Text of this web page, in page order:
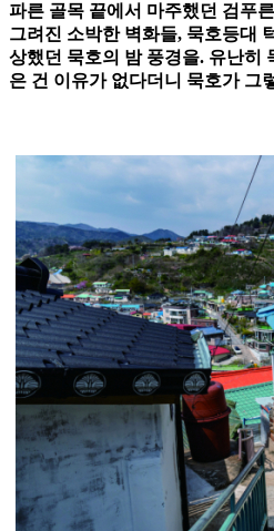
파른 골목 끝에서 마주했던 검푸
그려진 소박한 벽화들, 묵호등대
상했던 묵호의 밤 풍경을. 유난히
은 건 이유가 없다더니 묵호가 그